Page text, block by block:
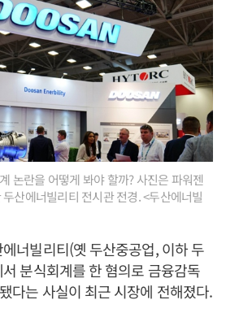
논란을 어떻게 봐야 할까? 사진은 파워젠
산에너빌리티 전시관 전경. <두산에너빌
너빌리티(옛 두산중공업, 이하 두
분식회계를 한 혐의로 금융감독
다는 사실이 최근 시장에 전해졌다.